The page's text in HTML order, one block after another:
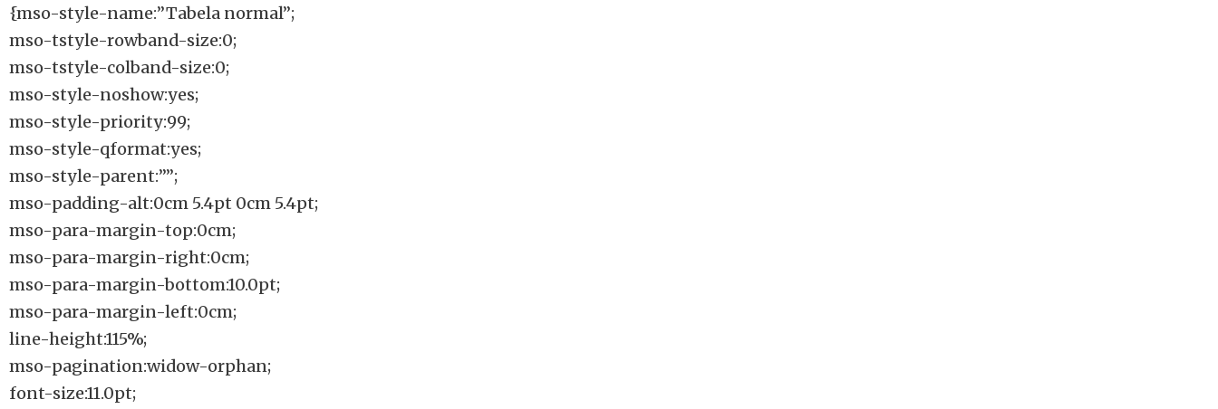
{mso-style-name:”Tabela normal”;
mso-tstyle-rowband-size:0;
mso-tstyle-colband-size:0;
mso-style-noshow:yes;
mso-style-priority:99;
mso-style-qformat:yes;
mso-style-parent:””;
mso-padding-alt:0cm 5.4pt 0cm 5.4pt;
mso-para-margin-top:0cm;
mso-para-margin-right:0cm;
mso-para-margin-bottom:10.0pt;
mso-para-margin-left:0cm;
line-height:115%;
mso-pagination:widow-orphan;
font-size:11.0pt;